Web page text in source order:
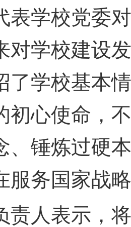
学校党委
对学校建设
了学校基本
初心使命，
、锤炼过硬
服务国家战
人表示，